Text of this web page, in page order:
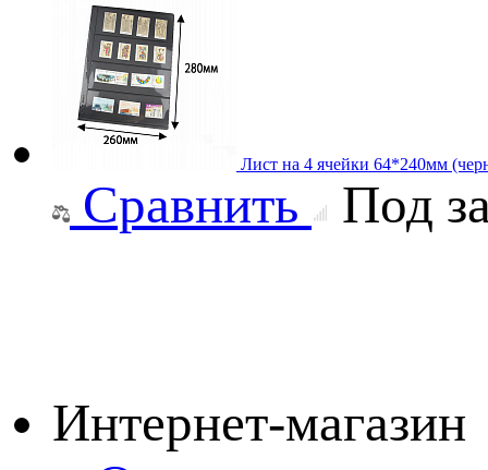
Лист на 4 ячейки 64*240мм
Сравнить Под
Интернет-магазин